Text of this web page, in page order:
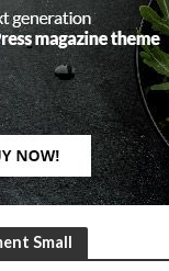
Small